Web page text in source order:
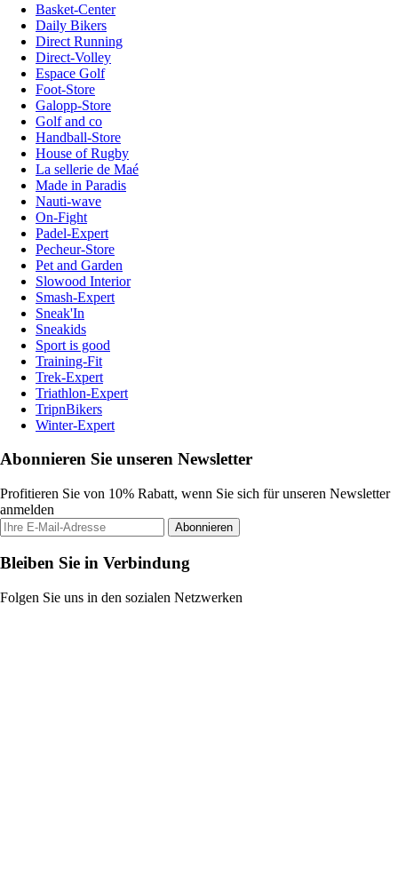
Basket-Center
Daily Bikers
Direct Running
Direct-Volley
Espace Golf
Foot-Store
Galopp-Store
Golf and co
Handball-Store
House of Rugby
La sellerie de Maé
Made in Paradis
Nauti-wave
On-Fight
Padel-Expert
Pecheur-Store
Pet and Garden
Slowood Interior
Smash-Expert
Sneak'In
Sneakids
Sport is good
Training-Fit
Trek-Expert
Triathlon-Expert
TripnBikers
Winter-Expert
Abonnieren Sie unseren Newsletter
Profitieren Sie von 10% Rabatt, wenn Sie sich für unseren Newsletter
anmelden
Abonnieren
Bleiben Sie in Verbindung
Folgen Sie uns in den sozialen Netzwerken